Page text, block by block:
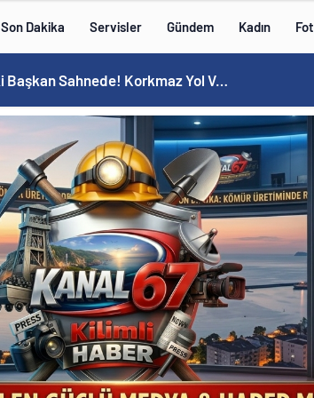
Son Dakika Servisler Gündem Kadın
MHP’de Şok Kulis: Eski Başkan Sahnede! Korkmaz Yol Vermiyor